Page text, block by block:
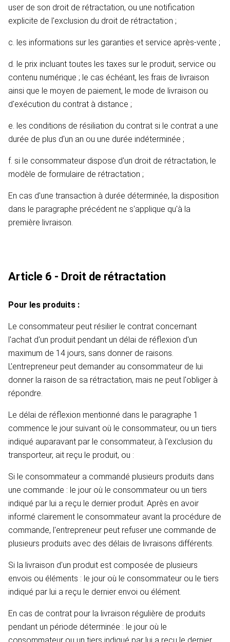
user de son droit de rétractation, ou une notification
explicite de l'exclusion du droit de rétractation ;
c. les informations sur les garanties et service après-vente ;
d. le prix incluant toutes les taxes sur le produit, service ou
contenu numérique ; le cas échéant, les frais de livraison
ainsi que le moyen de paiement, le mode de livraison ou
d'exécution du contrat à distance ;
e. les conditions de résiliation du contrat si le contrat a une
durée de plus d'un an ou une durée indéterminée ;
f. si le consommateur dispose d'un droit de rétractation, le
modèle de formulaire de rétractation ;
En cas d'une transaction à durée déterminée, la disposition
dans le paragraphe précédent ne s'applique qu'à la
première livraison.
Article 6 - Droit de rétractation
Pour les produits :
Le consommateur peut résilier le contrat concernant
l'achat d'un produit pendant un délai de réflexion d'un
maximum de 14 jours, sans donner de raisons.
L'entrepreneur peut demander au consommateur de lui
donner la raison de sa rétractation, mais ne peut l'obliger à
répondre.
Le délai de réflexion mentionné dans le paragraphe 1
commence le jour suivant où le consommateur, ou un tiers
indiqué auparavant par le consommateur, à l'exclusion du
transporteur, ait reçu le produit, ou :
Si le consommateur a commandé plusieurs produits dans
une commande : le jour où le consommateur ou un tiers
indiqué par lui a reçu le dernier produit. Après en avoir
informé clairement le consommateur avant la procédure de
commande, l'entrepreneur peut refuser une commande de
plusieurs produits avec des délais de livraisons différents.
Si la livraison d'un produit est composée de plusieurs
envois ou éléments : le jour où le consommateur ou le tiers
indiqué par lui a reçu le dernier envoi ou élément.
En cas de contrat pour la livraison régulière de produits
pendant un période déterminée : le jour où le